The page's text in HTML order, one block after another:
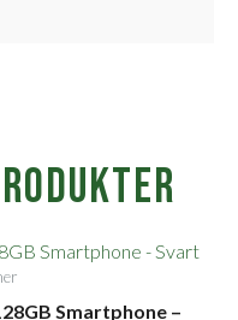
Smartphone –
Det
priset